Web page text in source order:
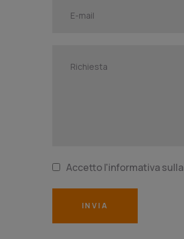
Accetto l'informativa sulla
INVIA